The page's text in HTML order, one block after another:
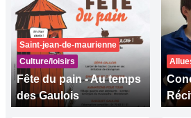
Saint-jean-de-maurienne
Culture/loisirs
Fête du pain - Au temps
des Gaulois